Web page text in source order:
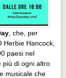
, che, per
Herbie Hancock,
paesi nel
più di ogni altro
musicale che